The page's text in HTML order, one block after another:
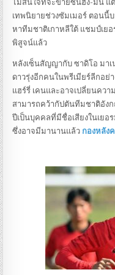
ไม่สนใจที่จะขายซนฮึง-มิน แ
เทพนิยายช่วงซัมเมอร์ ตอนนี้
หาทีมชาติเกาหลีใต้ แชมป์เย
พิสูจน์แล้ว
หลังเซ็นสัญญากับ ซาดิโอ มาเ
ดาวรุ่งอีกคนในพรีเมียร์ลีกอย่
แฮร์รี่ เคนและอาจเปลี่ยนคว
สามารถคว้ากัปตันทีมชาติอัง
ปีเป็นบุคคลที่มีชื่อเสียงในเยอ
ซึ่งอาจมีมานานแล้ว กองหลัง